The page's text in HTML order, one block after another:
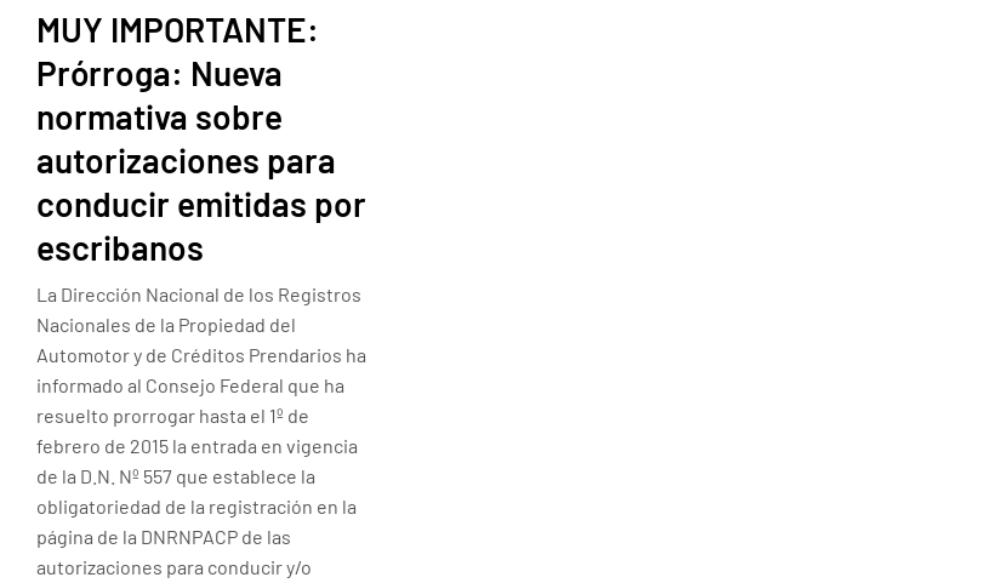
MUY IMPORTANTE:
Prórroga: Nueva
normativa sobre
autorizaciones para
conducir emitidas por
escribanos
La Dirección Nacional de los Registros
Nacionales de la Propiedad del
Automotor y de Créditos Prendarios ha
informado al Consejo Federal que ha
resuelto prorrogar hasta el 1º de
febrero de 2015 la entrada en vigencia
de la D.N. Nº 557 que establece la
obligatoriedad de la registración en la
página de la DNRNPACP de las
autorizaciones para conducir y/o